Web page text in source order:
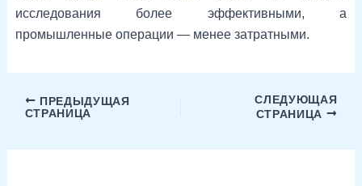
исследования более эффективными, а
промышленные операции — менее затратными.
ПРЕДЫДУЩАЯ
СТРАНИЦА
СЛЕДУЮЩАЯ
СТРАНИЦА